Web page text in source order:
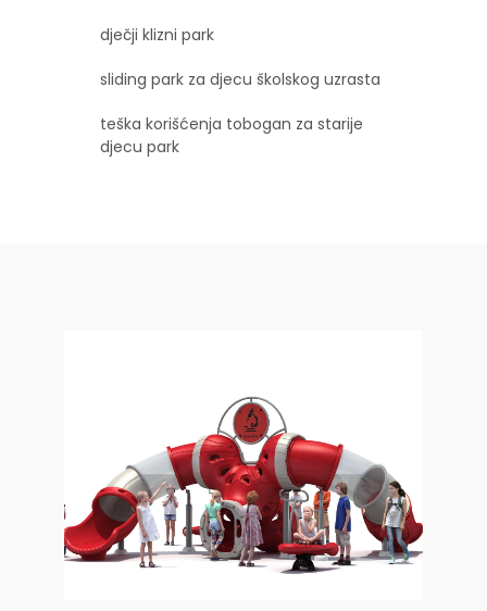
dječji klizni park
sliding park za djecu školskog uzrasta
teška korišćenja tobogan za starije
djecu park